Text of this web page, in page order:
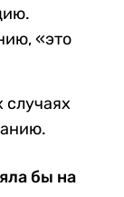
«это
бы на